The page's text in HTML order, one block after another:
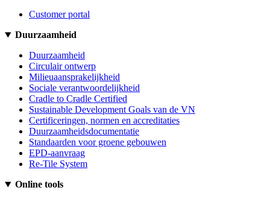
Customer portal
Duurzaamheid
Duurzaamheid
Circulair ontwerp
Milieuaansprakelijkheid
Sociale verantwoordelijkheid
Cradle to Cradle Certified
Sustainable Development Goals van de VN
Certificeringen, normen en accreditaties
Duurzaamheidsdocumentatie
Standaarden voor groene gebouwen
EPD-aanvraag
Re-Tile System
Online tools